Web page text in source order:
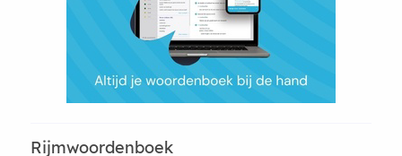
Rijmwoordenboek